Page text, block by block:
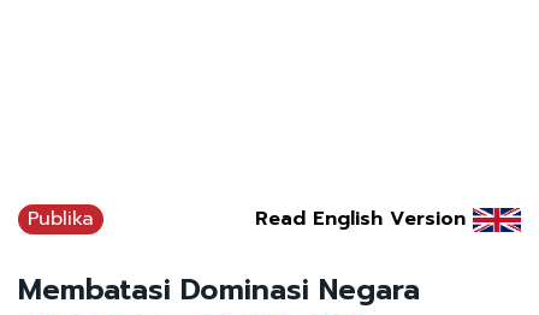
Publika Read English Version
Membatasi Dominasi Negara